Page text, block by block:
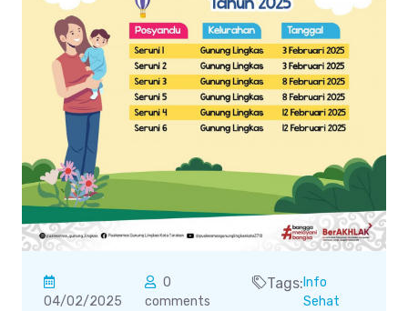
04/02/2025
0
comments
Tags: Info
Sehat